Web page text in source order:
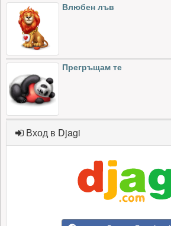
Влюбен лъв
Прегръщам те
Вход в Djagi